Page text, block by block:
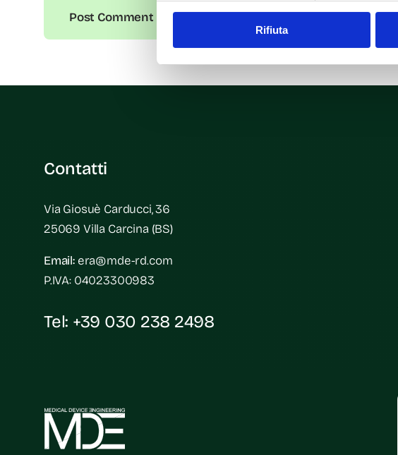
Rifiuta
Contatti
Via Giosuè Carducci, 36
25069 Villa Carcina (BS)
Email:era@mde-rd.com
P.IVA: 04023300983
Tel: +39 030 238 2498